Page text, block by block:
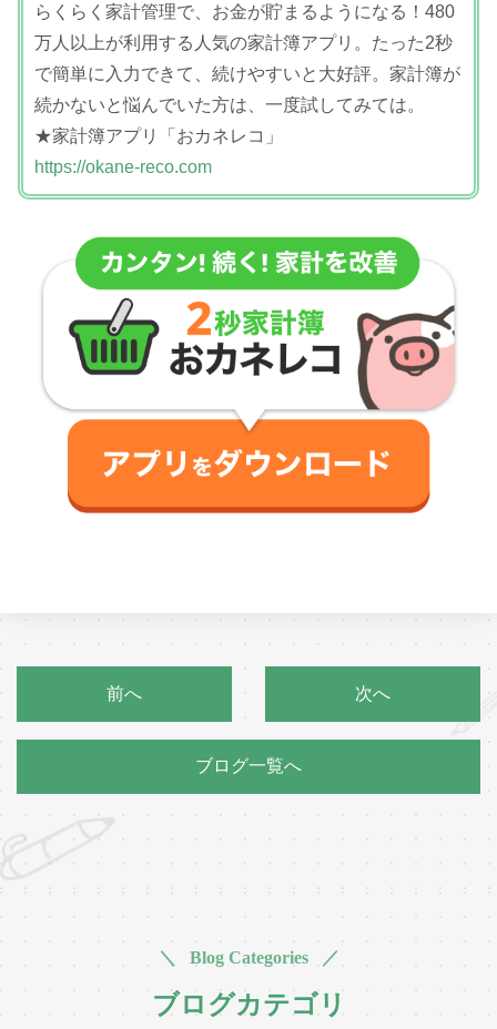
らくらく家計管理で、お金が貯まるようになる！480
万人以上が利用する人気の家計簿アプリ。たった2秒
で簡単に入力できて、続けやすいと大好評。家計簿が
続かないと悩んでいた方は、一度試してみては。
★家計簿アプリ「おカネレコ」
https://okane-reco.com
前へ 次へ
ブログ一覧へ
＼ Blog Categories ／
ブログカテゴリ